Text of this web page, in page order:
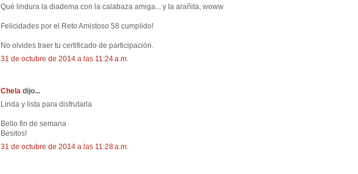
Qué lindura la diadema con la calabaza amiga... y la arañita, woww
Felicidades por el Reto Amistoso 58 cumplido!
No olvides traer tu certificado de participación.
31 de octubre de 2014 a las 11:24 a.m.
Chela dijo...
Linda y lista para disfrutarla
Bello fin de semana
Besitos!
31 de octubre de 2014 a las 11:28 a.m.